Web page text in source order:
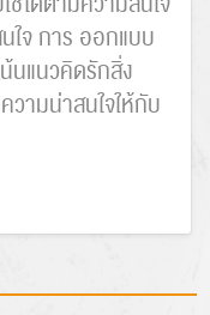
ใจ การ ออกแบบ
นแนวคิดรักสิ่ง
ามน่าสนใจให้กับ